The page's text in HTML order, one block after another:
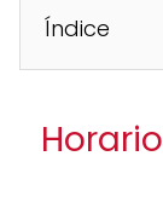
Índice